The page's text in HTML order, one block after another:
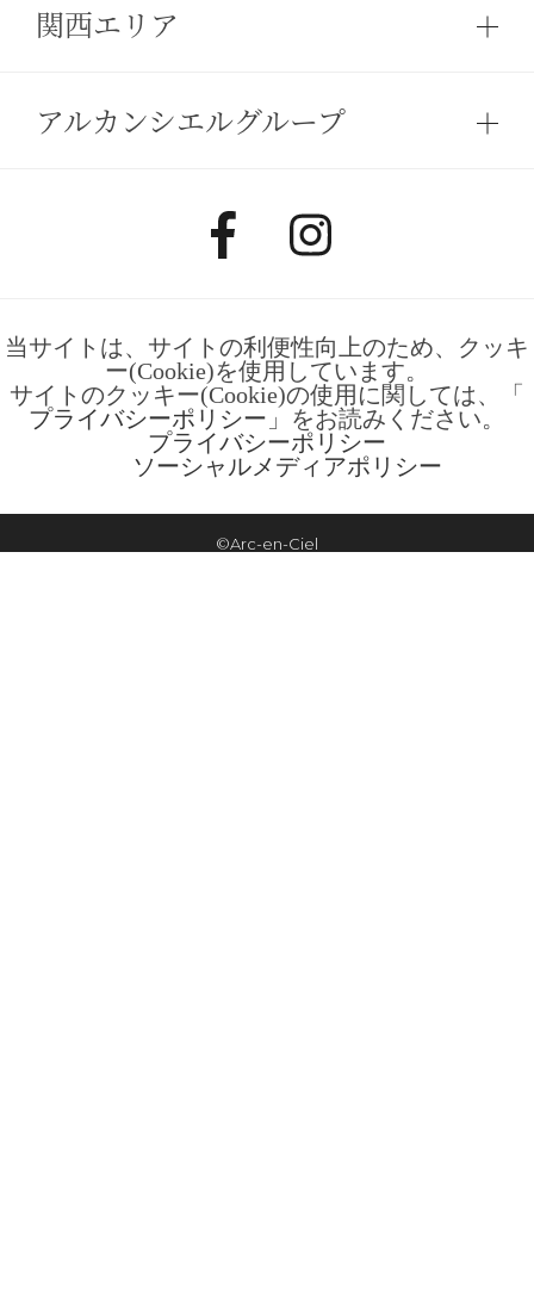
関西エリア
アルカンシエルグループ
当サイトは、サイトの利便性向上のため、クッキ
ー(Cookie)を使用しています。
サイトのクッキー(Cookie)の使用に関しては、「
プライバシーポリシー 」をお読みください。
プライバシーポリシー
ソーシャルメディアポリシー
©Arc-en-Ciel